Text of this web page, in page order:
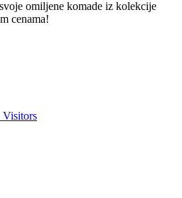
omiljene komade iz kolekcije
cenama!
Visitors